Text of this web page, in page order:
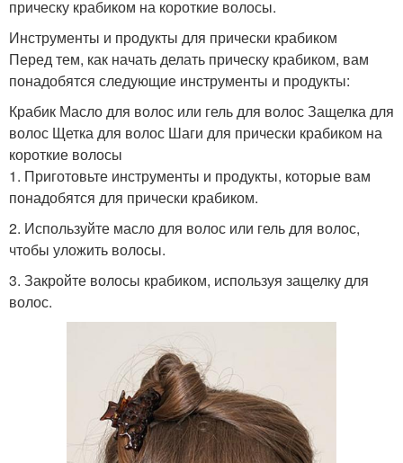
прическу крабиком на короткие волосы.
Инструменты и продукты для прически крабиком
Перед тем, как начать делать прическу крабиком, вам
понадобятся следующие инструменты и продукты:
Крабик Масло для волос или гель для волос Защелка для
волос Щетка для волос Шаги для прически крабиком на
короткие волосы
1. Приготовьте инструменты и продукты, которые вам
понадобятся для прически крабиком.
2. Используйте масло для волос или гель для волос,
чтобы уложить волосы.
3. Закройте волосы крабиком, используя защелку для
волос.